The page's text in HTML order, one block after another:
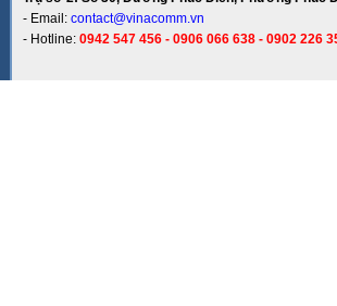
- Email: contact@vinacomm.vn
- Hotline: 0942 547 456 - 0906 066 638 - 0902 226